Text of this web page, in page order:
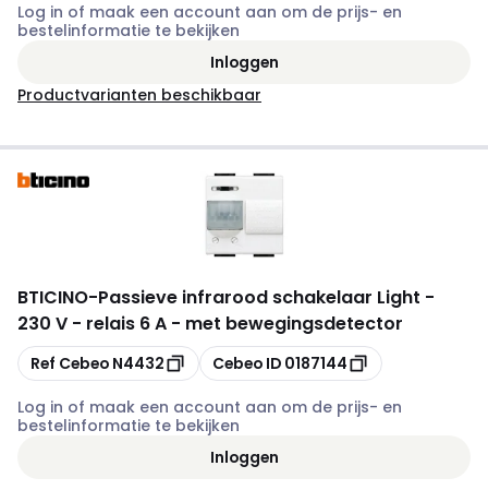
Log in of maak een account aan om de prijs- en
bestelinformatie te bekijken
Inloggen
Productvarianten beschikbaar
BTICINO-Passieve infrarood schakelaar Light -
230 V - relais 6 A - met bewegingsdetector
Kopiëren
Ref Cebeo N4432 Kopiëren
Cebeo ID 0187144
Log in of maak een account aan om de prijs- en
bestelinformatie te bekijken
Inloggen